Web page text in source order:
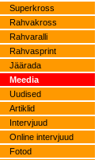
Superkross
Rahvakross
Rahvaralli
Rahvasprint
Jäärada
Meedia
Uudised
Artiklid
Intervjuud
Online intervjuud
Fotod